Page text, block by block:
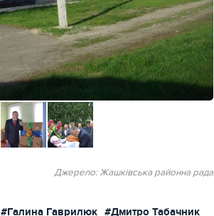
Джерело: Жашківська районна рада
#Галина Гаврилюк #Дмитро Табачник